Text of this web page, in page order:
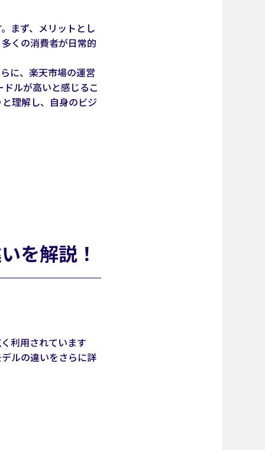
まず、メリットとし
くの消費者が日常的
に、楽天市場の運営
ルが高いと感じるこ
理解し、自身のビジ
を解説！
利用されています
ルの違いをさらに詳